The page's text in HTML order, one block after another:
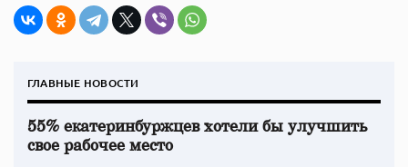
ГЛАВНЫЕ НОВОСТИ
55% екатеринбуржцев хотели бы улучшить
свое рабочее место